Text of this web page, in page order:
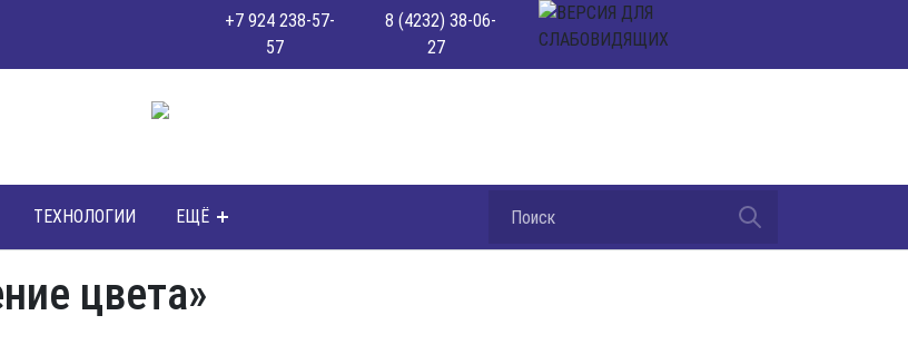
+7 924 238-57-
57
8 (4232) 38-06-
27
ТЕХНОЛОГИИ ЕЩЁ
цвета»